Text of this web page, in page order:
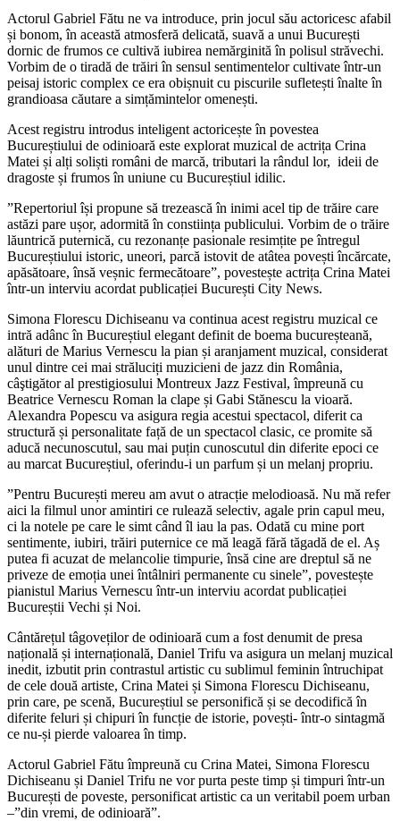
Actorul Gabriel Fătu ne va introduce, prin jocul său actoricesc afabil
și bonom, în această atmosferă delicată, suavă a unui București
dornic de frumos ce cultivă iubirea nemărginită în polisul străvechi.
Vorbim de o tiradă de trăiri în sensul sentimentelor cultivate într-un
peisaj istoric complex ce era obișnuit cu piscurile sufletești înalte în
grandioasa căutare a simțămintelor omenești.
Acest registru introdus inteligent actoricește în povestea
Bucureștiului de odinioară este explorat muzical de actrița Crina
Matei și alți soliști români de marcă, tributari la rândul lor, ideii de
dragoste și frumos în uniune cu Bucureștiul idilic.
”Repertoriul își propune să trezească în inimi acel tip de trăire care
astăzi pare ușor, adormită în constiința publicului. Vorbim de o trăire
lăuntrică puternică, cu rezonanțe pasionale resimțite pe întregul
Bucureștiului istoric, uneori, parcă istovit de atâtea povești încărcate,
apăsătoare, însă veșnic fermecătoare”, povestește actrița Crina Matei
într-un interviu acordat publicației București City News.
Simona Florescu Dichiseanu va continua acest registru muzical ce
intră adânc în Bucureștiul elegant definit de boema bucureșteană,
alături de Marius Vernescu la pian și aranjament muzical, considerat
unul dintre cei mai străluciți muzicieni de jazz din România,
câştigător al prestigiosului Montreux Jazz Festival, împreună cu
Beatrice Vernescu Roman la clape și Gabi Stănescu la vioară.
Alexandra Popescu va asigura regia acestui spectacol, diferit ca
structură și personalitate față de un spectacol clasic, ce promite să
aducă necunoscutul, sau mai puțin cunoscutul din diferite epoci ce
au marcat Bucureștiul, oferindu-i un parfum și un melanj propriu.
”Pentru București mereu am avut o atracție melodioasă. Nu mă refer
aici la filmul unor amintiri ce rulează selectiv, agale prin capul meu,
ci la notele pe care le simt când îl iau la pas. Odată cu mine port
sentimente, iubiri, trăiri puternice ce mă leagă fără tăgadă de el. Aș
putea fi acuzat de melancolie timpurie, însă cine are dreptul să ne
priveze de emoția unei întâlniri permanente cu sinele”, povestește
pianistul Marius Vernescu într-un interviu acordat publicației
Bucureștii Vechi și Noi.
Cântărețul tâgoveților de odinioară cum a fost denumit de presa
națională și internațională, Daniel Trifu va asigura un melanj muzical
inedit, izbutit prin contrastul artistic cu sublimul feminin întruchipat
de cele două artiste, Crina Matei și Simona Florescu Dichiseanu,
prin care, pe scenă, Bucureștiul se personifică și se decodifică în
diferite feluri și chipuri în funcție de istorie, povești- într-o sintagmă
ce nu-și pierde valoarea în timp.
Actorul Gabriel Fătu împreună cu Crina Matei, Simona Florescu
Dichiseanu și Daniel Trifu ne vor purta peste timp și timpuri într-un
București de poveste, personificat artistic ca un veritabil poem urban
–”din vremi, de odinioară”.